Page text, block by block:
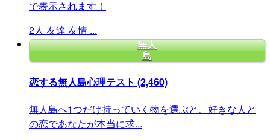
で表示されます！
2人 友達 友情 ...
無人
島
恋する無人島心理テスト (2,460)
無人島へ1つだけ持っていく物を選ぶと、好きな人と
の恋であなたが本当に求...